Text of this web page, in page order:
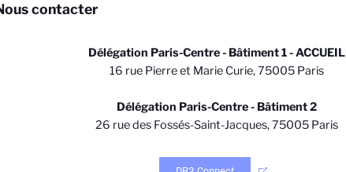
contacter
Délégation Paris-Centre - Bâtiment 1 - ACCUEIL
16 rue Pierre et Marie Curie, 75005 Paris
Délégation Paris-Centre - Bâtiment 2
26 rue des Fossés-Saint-Jacques, 75005 Paris